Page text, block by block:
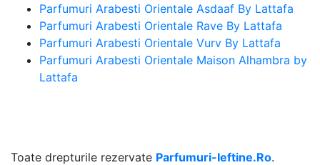
Parfumuri Arabesti Orientale Asdaaf By Lattafa
Parfumuri Arabesti Orientale Rave By Lattafa
Parfumuri Arabesti Orientale Vurv By Lattafa
Parfumuri Arabesti Orientale Maison Alhambra by
Lattafa
Toate drepturile rezervate Parfumuri-Ieftine.Ro.